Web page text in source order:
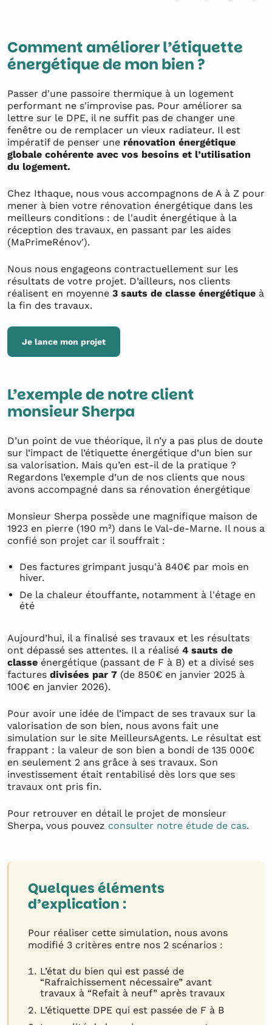
Comment améliorer l’étiquette
énergétique de mon bien ?
Passer d'une passoire thermique à un logement
performant ne s'improvise pas. Pour améliorer sa
lettre sur le DPE, il ne suffit pas de changer une
fenêtre ou de remplacer un vieux radiateur. Il est
impératif de penser une rénovation énergétique
globale cohérente avec vos besoins et l’utilisation
du logement.
Chez Ithaque, nous vous accompagnons de A à Z pour
mener à bien votre rénovation énergétique dans les
meilleurs conditions : de l'audit énergétique à la
réception des travaux, en passant par les aides
(MaPrimeRénov').
Nous nous engageons contractuellement sur les
résultats de votre projet. D’ailleurs, nos clients
réalisent en moyenne 3 sauts de classe énergétique à
la fin des travaux.
Je lance mon projet
L’exemple de notre client
monsieur Sherpa
D’un point de vue théorique, il n’y a pas plus de doute
sur l’impact de l’étiquette énergétique d’un bien sur
sa valorisation. Mais qu’en est-il de la pratique ?
Regardons l’exemple d’un de nos clients que nous
avons accompagné dans sa rénovation énergétique
Monsieur Sherpa possède une magnifique maison de
1923 en pierre (190 m²) dans le Val-de-Marne. Il nous a
confié son projet car il souffrait :
Des factures grimpant jusqu'à 840€ par mois en
hiver.
De la chaleur étouffante, notamment à l'étage en
été
Aujourd’hui, il a finalisé ses travaux et les résultats
ont dépassé ses attentes. Il a réalisé 4 sauts de
classe énergétique (passant de F à B) et a divisé ses
factures divisées par 7 (de 850€ en janvier 2025 à
100€ en janvier 2026).
Pour avoir une idée de l’impact de ses travaux sur la
valorisation de son bien, nous avons fait une
simulation sur le site MeilleursAgents. Le résultat est
frappant : la valeur de son bien a bondi de 135 000€
en seulement 2 ans grâce à ses travaux. Son
investissement était rentabilisé dès lors que ses
travaux ont pris fin.
Pour retrouver en détail le projet de monsieur
Sherpa, vous pouvez consulter notre étude de cas.
Quelques éléments
d’explication :
Pour réaliser cette simulation, nous avons
modifié 3 critères entre nos 2 scénarios :
L’état du bien qui est passé de
“Rafraichissement nécessaire” avant
travaux à “Refait à neuf” après travaux
L’étiquette DPE qui est passée de F à B